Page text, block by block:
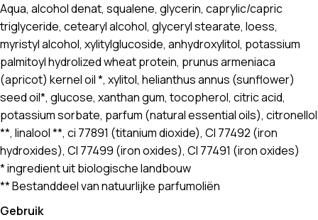
Aqua, alcohol denat, squalene, glycerin, caprylic/capric
triglyceride, cetearyl alcohol, glyceryl stearate, loess,
myristyl alcohol, xylitylglucoside, anhydroxylitol, potassium
palmitoyl hydrolized wheat protein, prunus armeniaca
(apricot) kernel oil *, xylitol, helianthus annus (sunflower)
seed oil*, glucose, xanthan gum, tocopherol, citric acid,
potassium sorbate, parfum (natural essential oils), citronellol
**, linalool **, ci 77891 (titanium dioxide), CI 77492 (iron
hydroxides), CI 77499 (iron oxides), CI 77491 (iron oxides)
* ingredient uit biologische landbouw
** Bestanddeel van natuurlijke parfumoliën
Gebruik